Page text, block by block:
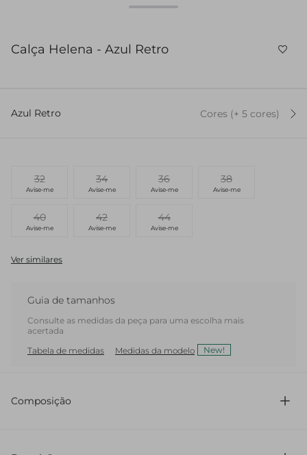
Calça Helena - Azul Retro
Azul Retro Cores (+ 5 cores)
32
Avise-me
34
Avise-me
36
Avise-me
38
Avise-me
40
Avise-me
42
Avise-me
44
Avise-me
Ver similares
Guia de tamanhos
Consulte as medidas da peça para uma escolha mais
acertada
Tabela de medidas
Medidas da modelo New!
Composição